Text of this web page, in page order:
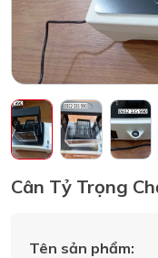
Cân Tỷ Trọng
Tên sản phẩm: